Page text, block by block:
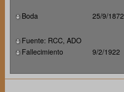
Boda 25/9/1872
Fuente: RCC, ADO
Fallecimiento
9/2/1922